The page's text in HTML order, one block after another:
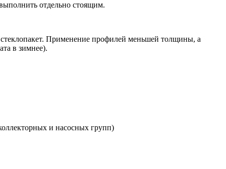
отдельно стоящим.
Применение профилей меньшей толщины, а
в зимнее).
и насосных групп)